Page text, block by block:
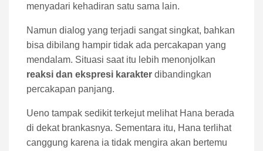
menyadari kehadiran satu sama lain.
Namun dialog yang terjadi sangat singkat, bahkan
bisa dibilang hampir tidak ada percakapan yang
mendalam. Situasi saat itu lebih menonjolkan
reaksi dan ekspresi karakter dibandingkan
percakapan panjang.
Ueno tampak sedikit terkejut melihat Hana berada
di dekat brankasnya. Sementara itu, Hana terlihat
canggung karena ia tidak mengira akan bertemu